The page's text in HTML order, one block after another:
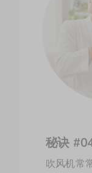
吹风机常
秘诀